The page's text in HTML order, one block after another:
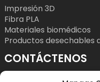
Impresión 3D
Fibra PLA
Materiales biomédicos
Productos desechables
CONTÁCTENOS